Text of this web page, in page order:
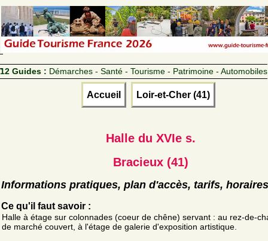
12 Guides : Démarches - Santé - Tourisme - Patrimoine - Automobiles
Accueil Loir-et-Cher (41)
Halle du XVIe s.
Bracieux (41)
Informations pratiques, plan d'accès, tarifs, horaires
Ce qu'il faut savoir :
Halle à étage sur colonnades (coeur de chêne) servant : au rez-de-
de marché couvert, à l'étage de galerie d'exposition artistique.